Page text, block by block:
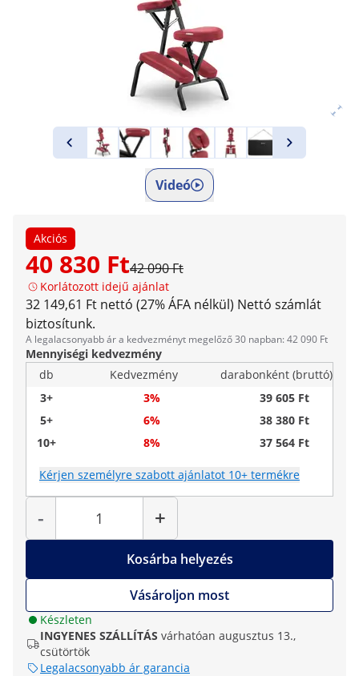
Videó
Akciós
40 830 Ft42 090 Ft
Korlátozott idejű ajánlat
32 149,61 Ft nettó (27% ÁFA nélkül) Nettó számlát
biztosítunk.
A legalacsonyabb ár a kedvezményt megelőző 30 napban: 42 090 Ft
Mennyiségi kedvezmény
db
Kedvezmény
darabonként (bruttó)
3+
3%
39 605 Ft
5+
6%
38 380 Ft
10+
8% 37 564 Ft
Kérjen személyre szabott ajánlatot 10+ termékre
-
Mennyiség
+
Kosárba helyezés
Vásároljon most
Készleten
INGYENES SZÁLLÍTÁS várhatóan augusztus 13.,
csütörtök
Legalacsonyabb ár garancia